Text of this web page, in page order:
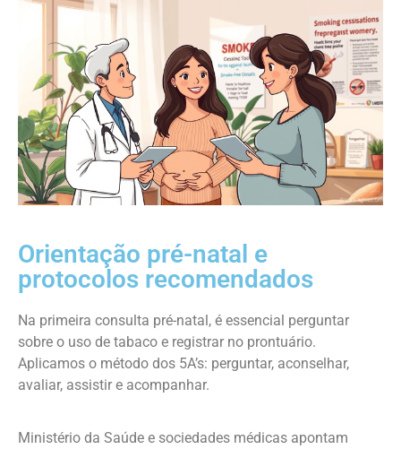
Orientação pré-natal e
protocolos recomendados
Na primeira consulta pré-natal, é essencial perguntar
sobre o uso de tabaco e registrar no prontuário.
Aplicamos o método dos 5A’s: perguntar, aconselhar,
avaliar, assistir e acompanhar.
Ministério da Saúde e sociedades médicas apontam